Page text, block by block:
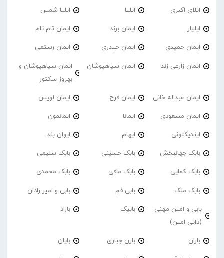
ایلای اکبری ایلیا ایلیا شمس
ایلیار ایمان برند ایمان تام تام
ایمان حمیدی ایمان حیدری ایمان رستمی
ایمان زارعی زند ایمان سیاهپوشان
ایمان سیاهپوشان و
بهروز سکتور
ایمان عبداله خانی ایمان فرخ ایمان لویس
ایمان مسعودی ایمانا ایمانمون
ایندیکتونی ایهام ایوان بند
بابک جهانبخش بابک حسینی بابک سلیمی
بابک کمایی بابک مافی بابک محمدی
بابک ملک بابی فم بابی و امیر رادان
بابی و امین مهنی
(دایی امین)
بابیک باراد
باران بارن جباری بایان